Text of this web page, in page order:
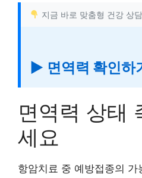
지금 바로 맞춤형 건강 상
▶ 면역력 확인하
면역력 상태
세요
항암치료 중 예방접종의